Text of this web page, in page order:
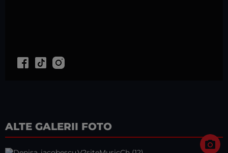
ALTE GALERII FOTO